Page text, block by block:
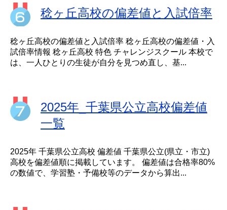
稔ヶ丘高校の偏差値と入試倍率
稔ヶ丘高校の偏差値と入試倍率 稔ヶ丘高校の偏差値・入
試倍率情報 稔ヶ丘高校 特色 チャレンジスクール 本校で
は、一人ひとりの生徒が自分を見つめ直し、基...
2025年_千葉県公立高校偏差値
一覧
2025年 千葉県公立高校 偏差値 千葉県公立(県立・市立)
高校を偏差値順に掲載しています。 偏差値は合格率80%
の数値で、学習塾・予備校等のデータから算出...